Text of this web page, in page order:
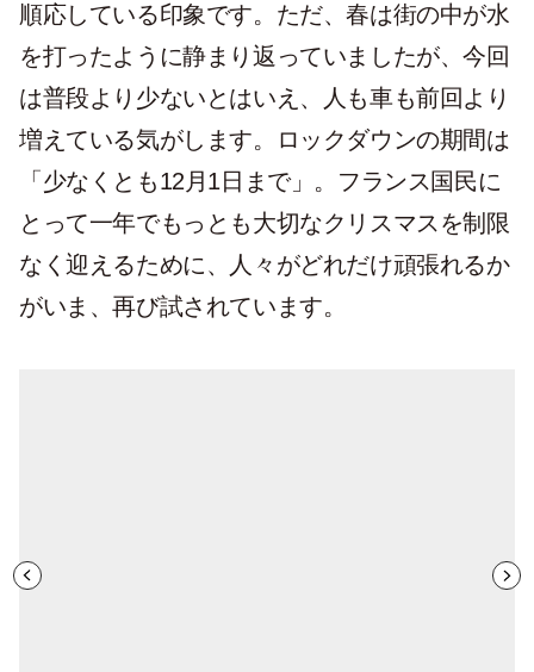
順応している印象です。ただ、春は街の中が水
を打ったように静まり返っていましたが、今回
は普段より少ないとはいえ、人も車も前回より
増えている気がします。ロックダウンの期間は
「少なくとも12月1日まで」。フランス国民に
とって一年でもっとも大切なクリスマスを制限
なく迎えるために、人々がどれだけ頑張れるか
がいま、再び試されています。